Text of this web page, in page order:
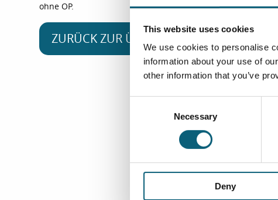
This website uses cookies
We use cookies to personalise
information about your use of
other information that you’ve
Necessary
Deny
ohne OP.
ZURÜCK ZUR ÜBERSICHT